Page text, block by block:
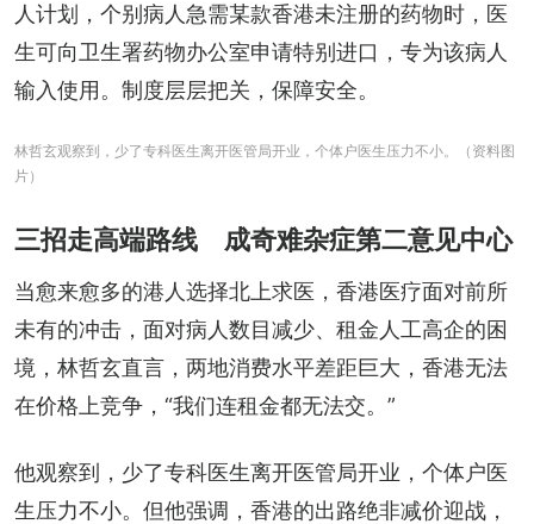
人计划，个别病人急需某款香港未注册的药物时，医
生可向卫生署药物办公室申请特别进口，专为该病人
输入使用。制度层层把关，保障安全。
林哲玄观察到，少了专科医生离开医管局开业，个体户医生压力不小。（资料图
片）
三招走高端路线 成奇难杂症第二意见中心
当愈来愈多的港人选择北上求医，香港医疗面对前所
未有的冲击，面对病人数目减少、租金人工高企的困
境，林哲玄直言，两地消费水平差距巨大，香港无法
在价格上竞争，“我们连租金都无法交。”
他观察到，少了专科医生离开医管局开业，个体户医
生压力不小。但他强调，香港的出路绝非减价迎战，